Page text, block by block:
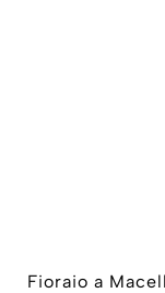
Fioraio a